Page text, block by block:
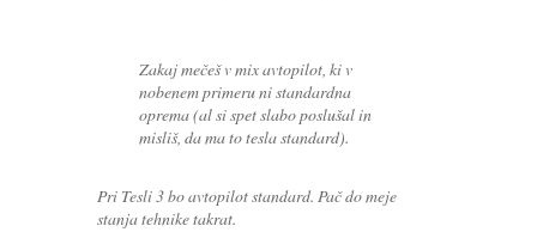
Zakaj mečeš v mix avtopilot, ki v
nobenem primeru ni standardna
oprema (al si spet slabo poslušal in
misliš, da ma to tesla standard).
Pri Tesli 3 bo avtopilot standard. Pač do meje
stanja tehnike takrat.